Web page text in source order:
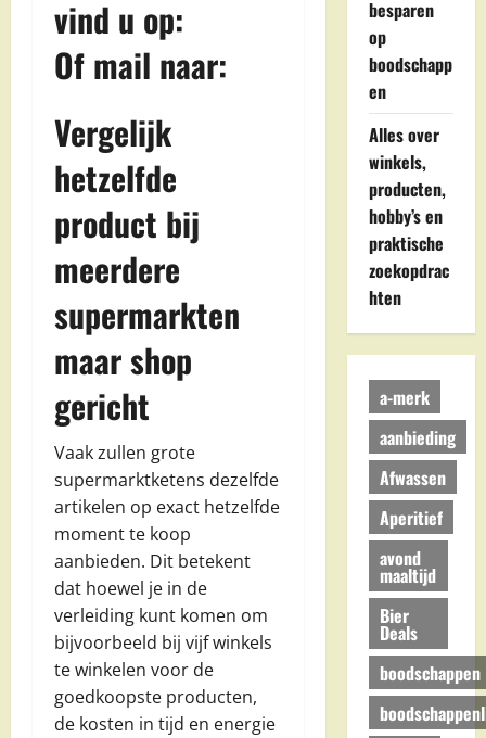
vind u op:
Of mail naar:
Vergelijk
hetzelfde
product bij
meerdere
supermarkten
maar shop
gericht
Vaak zullen grote
supermarktketens dezelfde
artikelen op exact hetzelfde
moment te koop
aanbieden. Dit betekent
dat hoewel je in de
verleiding kunt komen om
bijvoorbeeld bij vijf winkels
te winkelen voor de
goedkoopste producten,
de kosten in tijd en energie
besparen
op
boodschapp
en
Alles over
winkels,
producten,
hobby’s en
praktische
zoekopdrac
hten
a-merk
aanbieding
Afwassen
Aperitief
avond
maaltijd
Bier
Deals
boodschappen